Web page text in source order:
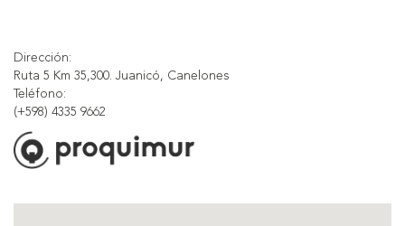
Dirección:
Ruta 5 Km 35,300. Juanicó, Canelones
Teléfono:
(+598) 4335 9662